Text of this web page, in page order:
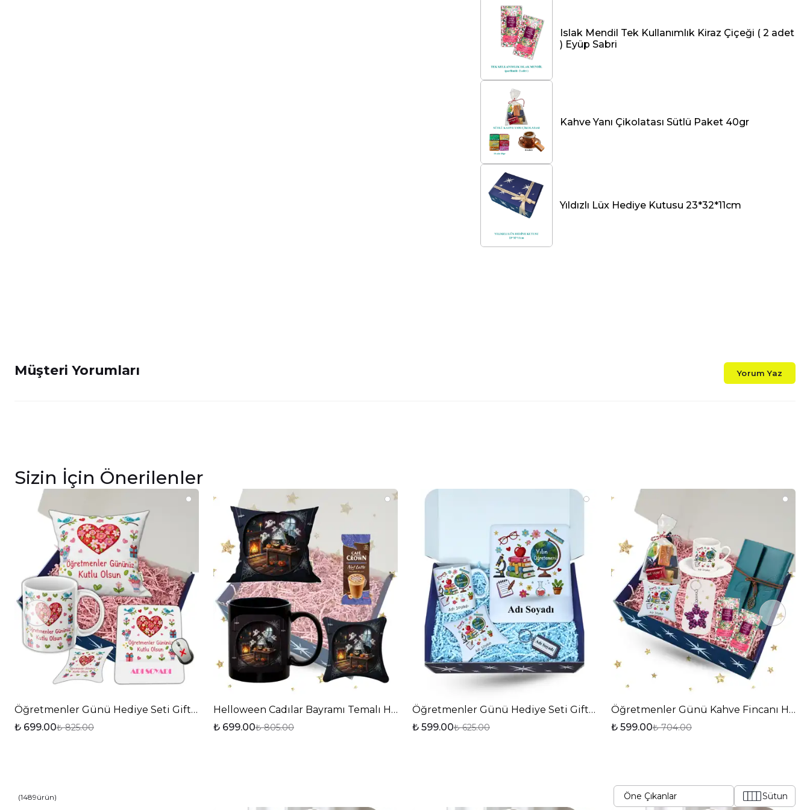
Hediye Seçenekleri
Bu konsept hediye seti, özel günlerde sevdiklerinize
sunabileceğiniz mükemmel bir hediye seçeneğidir.
Hem estetik hem de işlevsel özellikleriyle, Türk kahvesi
kültürünü yaşatmak isteyenler için ideal bir tercihtir.
Caisya Gifts Box, bu özel seti, kahve tutkunları için vazgeçilmez
bir hediye alternatifi sunmaktadır.
Islak Mendil Tek Kullanımlık Kiraz Çiçeği ( 2 adet
) Eyüp Sabri
Kahve Yanı Çikolatası Sütlü Paket 40gr
Yıldızlı Lüx Hediye Kutusu 23*32*11cm
Müşteri Yorumları Yorum Yaz
Sizin İçin Önerilenler
Öğretmenler Günü Hediye Seti Gift Box-4
₺ 699.00₺ 825.00
Helloween Cadılar Bayramı Temalı Hediye Seti Gift Box
₺ 699.00₺ 805.00
Öğretmenler Günü Hediye Seti Gift Box-2
₺ 599.00₺ 625.00
Öğretmenler Günü Kahve Fincanı
₺ 599.00₺ 704.00
(1489ürün) Sütun